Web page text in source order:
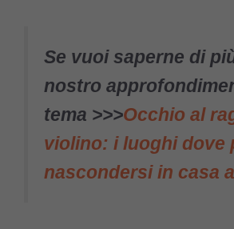
Se vuoi saperne di
nostro
tema >>>Occhio al
violino: i luoghi dove
nascondersi in casa